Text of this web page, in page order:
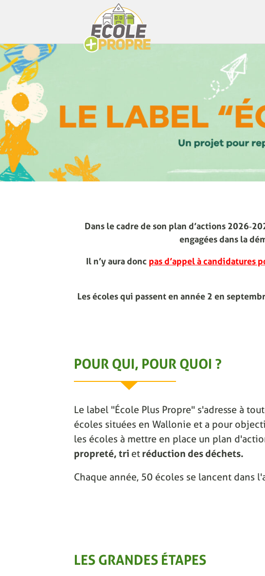
Dans le cadre de son plan d’actions
engagées dans la
Il n’y aura donc pas d’appel à candidatures
Les écoles qui passent en année 2 en
POUR QUI, POUR QUOI ?
Le label "École Plus Propre" s'adresse à
écoles situées en Wallonie et a pour
les écoles à mettre en place un plan
propreté, tri et réduction des déchets.
Chaque année, 50 écoles se lancent dans
LES GRANDES ÉTAPES